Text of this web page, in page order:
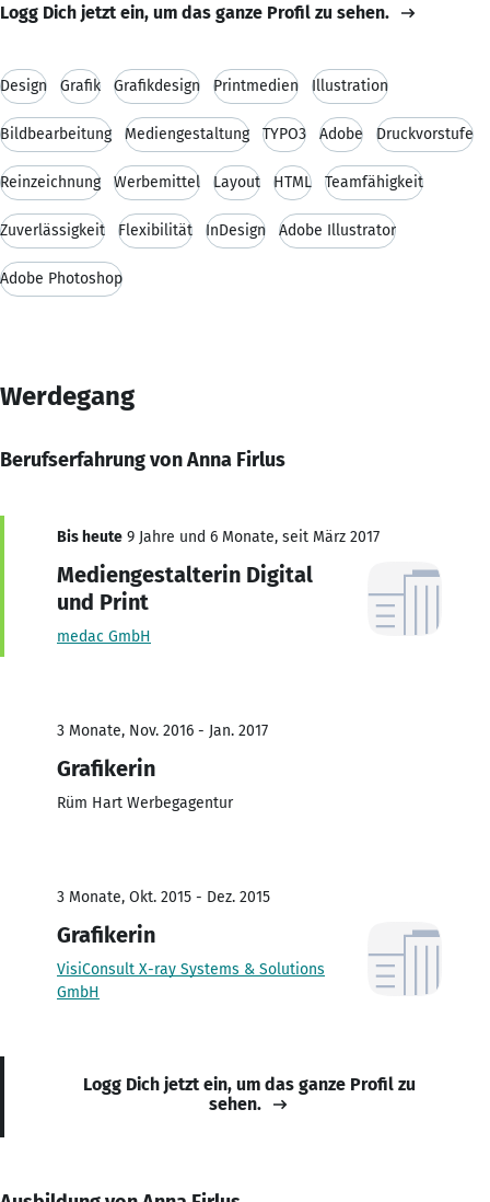
Logg Dich jetzt ein, um das ganze Profil zu sehen.
Design Grafik Grafikdesign Printmedien Illustration
Bildbearbeitung Mediengestaltung TYPO3 Adobe Druckvorstufe
Reinzeichnung Werbemittel Layout HTML Teamfähigkeit
Zuverlässigkeit Flexibilität InDesign Adobe Illustrator
Adobe Photoshop
Werdegang
Berufserfahrung von Anna Firlus
Bis heute 9 Jahre und 6 Monate, seit März 2017
Mediengestalterin Digital
und Print
medac GmbH
3 Monate, Nov. 2016 - Jan. 2017
Grafikerin
Rüm Hart Werbegagentur
3 Monate, Okt. 2015 - Dez. 2015
Grafikerin
VisiConsult X-ray Systems & Solutions
GmbH
Logg Dich jetzt ein, um das ganze Profil zu
sehen.